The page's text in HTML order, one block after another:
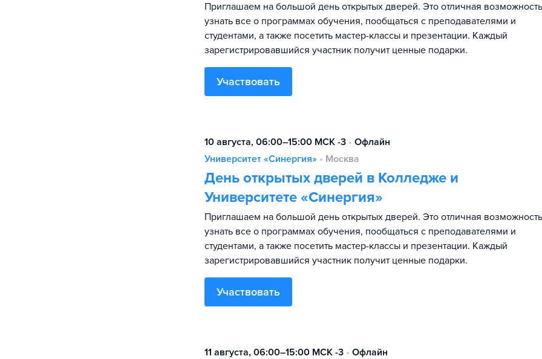
Приглашаем на большой день открытых дверей. Это отличная возможность
узнать все о программах обучения, пообщаться с преподавателями и
студентами, а также посетить мастер-классы и презентации. Каждый
зарегистрировавшийся участник получит ценные подарки.
Участвовать
10 августа, 06:00–15:00 МСК -3 • Офлайн
Университет «Синергия» • Москва
День открытых дверей в Колледже и
Университете «Синергия»
Приглашаем на большой день открытых дверей. Это отличная возможность
узнать все о программах обучения, пообщаться с преподавателями и
студентами, а также посетить мастер-классы и презентации. Каждый
зарегистрировавшийся участник получит ценные подарки.
Участвовать
11 августа, 06:00–15:00 МСК -3 • Офлайн